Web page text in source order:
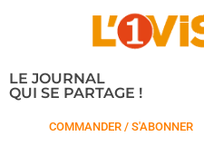
LE JOURNAL
QUI SE PARTAGE !
COMMANDER / S'ABONNER